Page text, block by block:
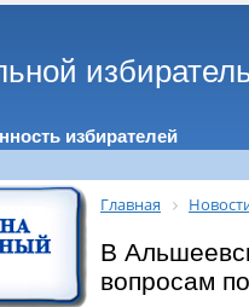
избирателей
Главная
В
вопросам